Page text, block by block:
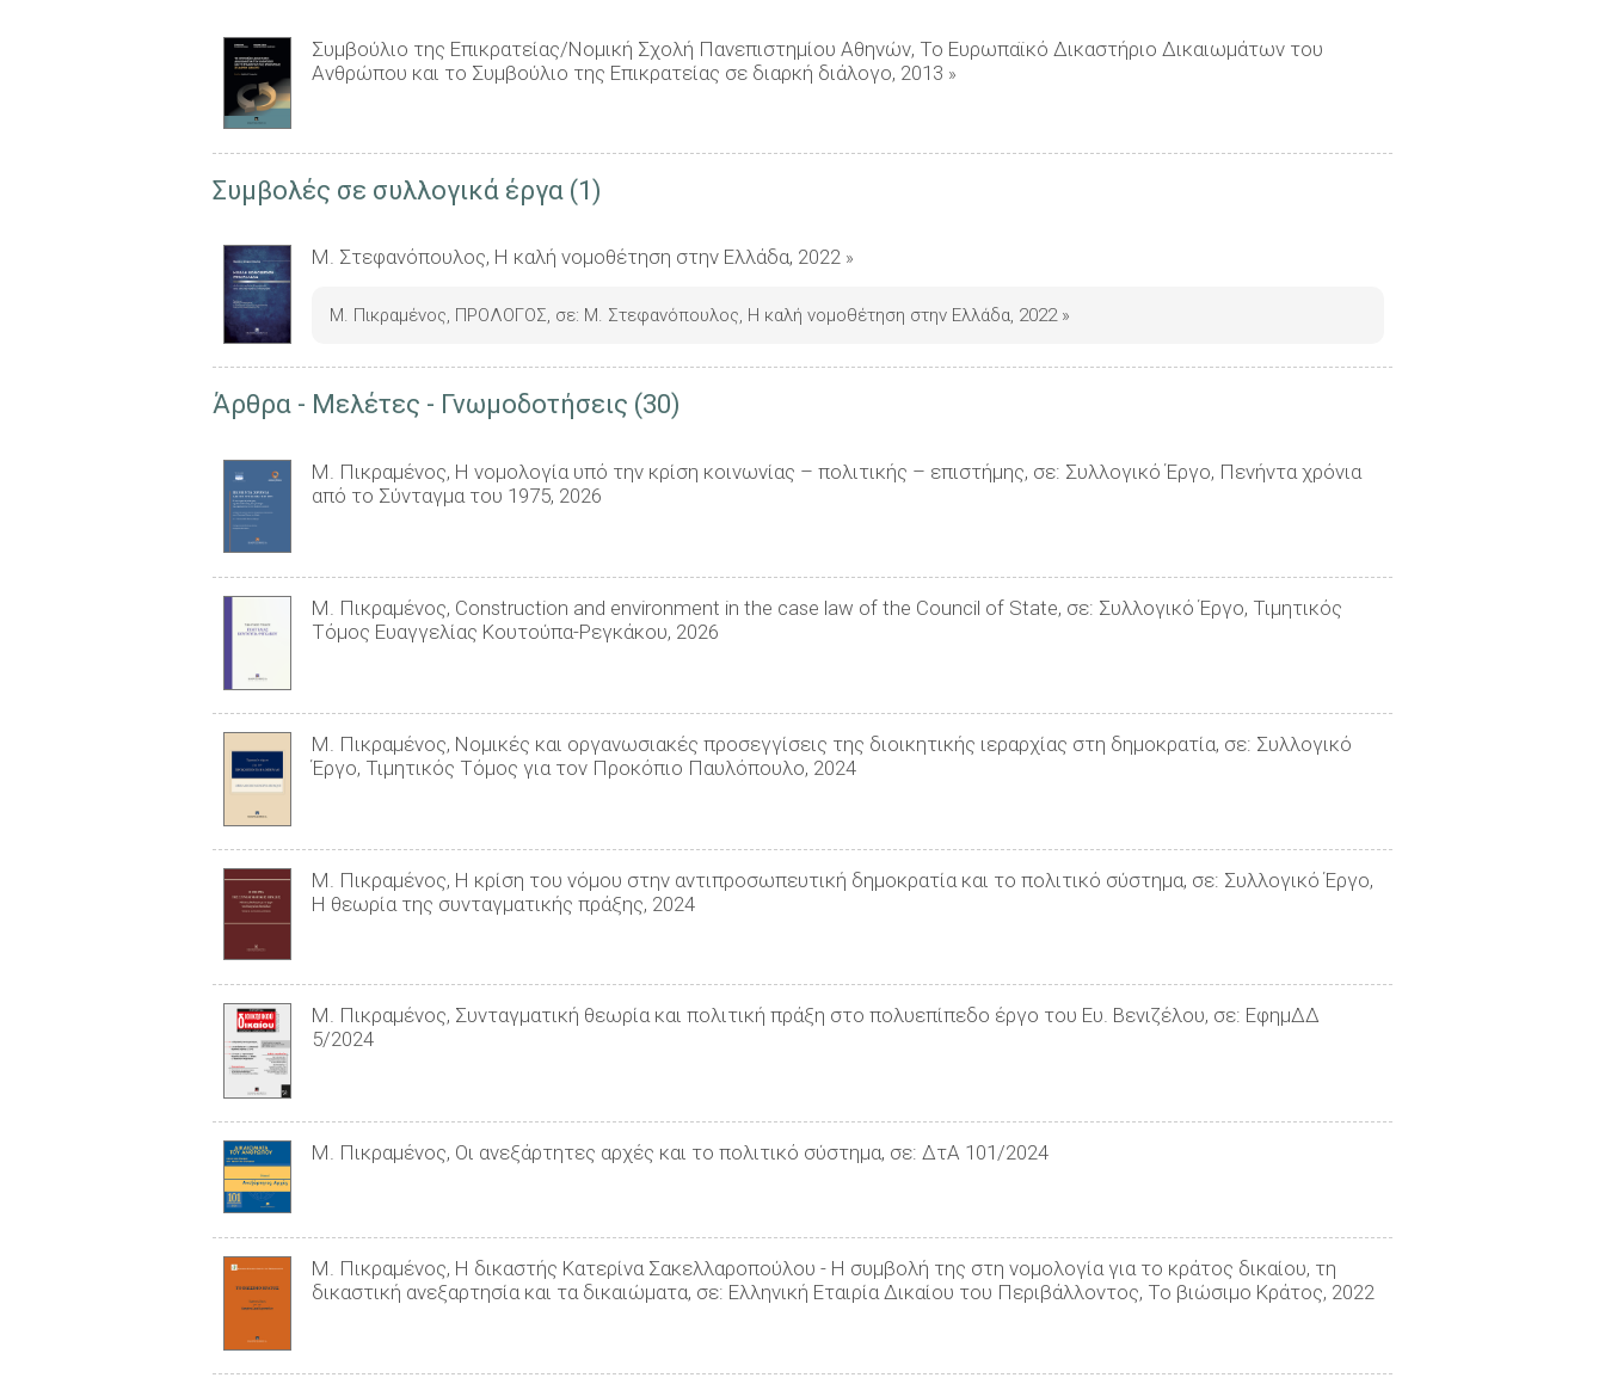
Συμβούλιο της Επικρατείας/Νομική Σχολή Πανεπιστημίου Αθηνών, Το Ευρωπαϊκό Δικαστήριο Δικαιωμάτων του
Ανθρώπου και το Συμβούλιο της Επικρατείας σε διαρκή διάλογο, 2013 »
Συμβολές σε συλλογικά έργα (1)
Μ. Στεφανόπουλος, Η καλή νομοθέτηση στην Ελλάδα, 2022»
Μ. Πικραμένος, ΠΡΟΛΟΓΟΣ, σε: Μ. Στεφανόπουλος, Η καλή νομοθέτηση στην Ελλάδα, 2022»
Άρθρα - Μελέτες - Γνωμοδοτήσεις (30)
Μ. Πικραμένος, Η νομολογία υπό την κρίση κοινωνίας – πολιτικής – επιστήμης, σε: Συλλογικό Έργο, Πενήντα χρόνια
από το Σύνταγμα του 1975, 2026
Μ. Πικραμένος, Construction and environment in the case law of the Council of State, σε: Συλλογικό Έργο, Τιμητικός
Τόμος Ευαγγελίας Κουτούπα-Ρεγκάκου, 2026
Μ. Πικραμένος, Νομικές και οργανωσιακές προσεγγίσεις της διοικητικής ιεραρχίας στη δημοκρατία, σε: Συλλογικό
Έργο, Τιμητικός Τόμος για τον Προκόπιο Παυλόπουλο, 2024
Μ. Πικραμένος, Η κρίση του νόμου στην αντιπροσωπευτική δημοκρατία και το πολιτικό σύστημα, σε: Συλλογικό Έργο,
Η θεωρία της συνταγματικής πράξης, 2024
Μ. Πικραμένος, Συνταγματική θεωρία και πολιτική πράξη στο πολυεπίπεδο έργο του Ευ. Βενιζέλου, σε: ΕφημΔΔ
5/2024
Μ. Πικραμένος, Οι ανεξάρτητες αρχές και το πολιτικό σύστημα, σε: ΔτΑ 101/2024
Μ. Πικραμένος, Η δικαστής Κατερίνα Σακελλαροπούλου - Η συμβολή της στη νομολογία για το κράτος δικαίου, τη
δικαστική ανεξαρτησία και τα δικαιώματα, σε: Ελληνική Εταιρία Δικαίου του Περιβάλλοντος, Το βιώσιμο Κράτος, 2022